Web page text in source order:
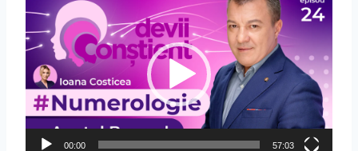
l
a
e
v
00:00 57:03